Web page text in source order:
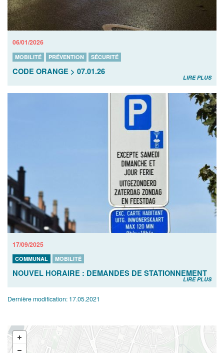
06/01/2026
MOBILITÉ PRÉVENTION SÉCURITÉ
CODE ORANGE > 07.01.26
LIRE PLUS
17/09/2025
COMMUNAL MOBILITÉ
NOUVEL HORAIRE : DEMANDES DE STATIONNEMENT
LIRE PLUS
Dernière modification: 17.05.2021